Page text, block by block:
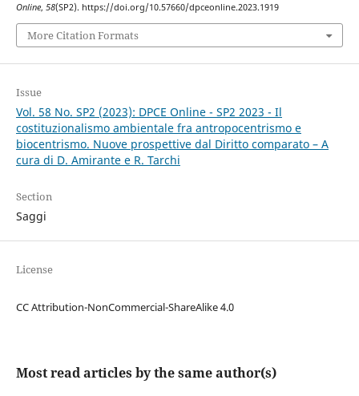
Online, 58(SP2). https://doi.org/10.57660/dpceonline.2023.1919
More Citation Formats
Issue
Vol. 58 No. SP2 (2023): DPCE Online - SP2 2023 - Il
costituzionalismo ambientale fra antropocentrismo e
biocentrismo. Nuove prospettive dal Diritto comparato – A
cura di D. Amirante e R. Tarchi
Section
Saggi
License
CC Attribution-NonCommercial-ShareAlike 4.0
Most read articles by the same author(s)